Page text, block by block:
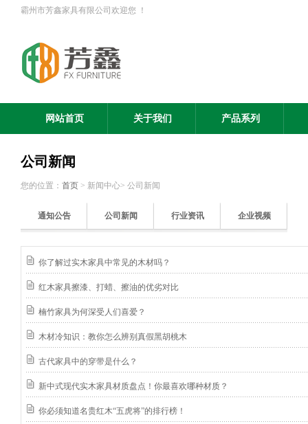
霸州市芳鑫家具有限公司欢迎您 ！
网站首页 关于我们 产品系列
公司新闻
您的位置： 首页 > 新闻中心> 公司新闻
通知公告 公司新闻 行业资讯 企业视频
你了解过实木家具中常见的木材吗？
红木家具擦漆、打蜡、擦油的优劣对比
楠竹家具为何深受人们喜爱？
木材冷知识：教你怎么辨别真假黑胡桃木
古代家具中的穿带是什么？
新中式现代实木家具材质盘点！你最喜欢哪种材质？
你必须知道名贵红木“五虎将”的排行榜！